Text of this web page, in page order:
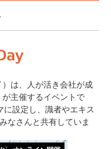
は、人が活き会社が成
主催するイベントで
設定し、識者やエキス
なさんと共有していま